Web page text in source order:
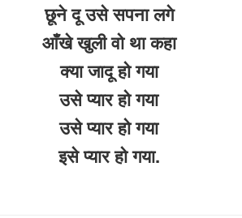
छूने दू उसे सपना लगे
आँखे खुली वो था कहा
क्या जादू हो गया
उसे प्यार हो गया
उसे प्यार हो गया
इसे प्यार हो गया.